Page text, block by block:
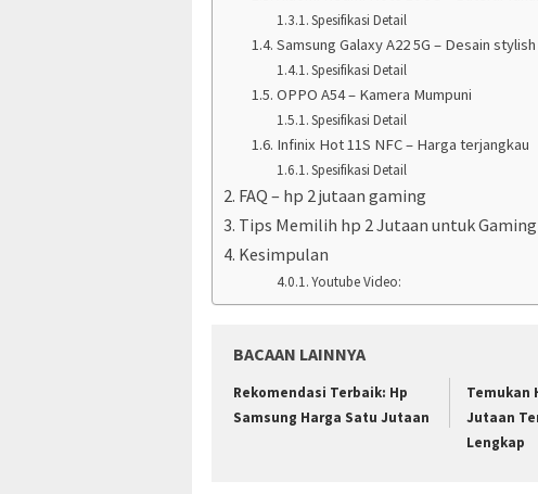
Spesifikasi Detail
Samsung Galaxy A22 5G – Desain stylish
Spesifikasi Detail
OPPO A54 – Kamera Mumpuni
Spesifikasi Detail
Infinix Hot 11S NFC – Harga terjangkau
Spesifikasi Detail
FAQ – hp 2 jutaan gaming
Tips Memilih hp 2 Jutaan untuk Gaming
Kesimpulan
Youtube Video:
BACAAN LAINNYA
Rekomendasi Terbaik: Hp
Samsung Harga Satu Jutaan
Temukan
Jutaan
Lengkap